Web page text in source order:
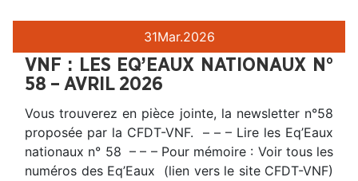
31Mar.2026
VNF : LES EQ’EAUX NATIONAUX N°
58 – AVRIL 2026
Vous trouverez en pièce jointe, la newsletter n°58
proposée par la CFDT-VNF. – – – Lire les Eq’Eaux
nationaux n° 58 – – – Pour mémoire : Voir tous les
numéros des Eq’Eaux (lien vers le site CFDT-VNF)